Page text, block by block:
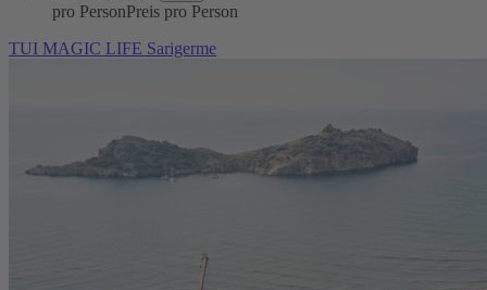
pro PersonPreis pro Person
TUI MAGIC LIFE Sarigerme